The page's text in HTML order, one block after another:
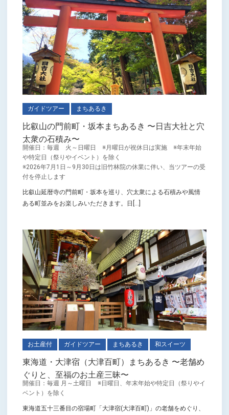
ガイドツアー まちあるき
比叡山の門前町・坂本まちあるき 〜日吉大社と穴
太衆の石積み〜
開催日：毎週 火～日曜日 ※月曜日が祝休日は実施 ※年末年始
や特定日（祭りやイベント）を除く
※2026年7月1日～9月30日は旧竹林院の休業に伴い、当ツアーの受
付を停止します
比叡山延暦寺の門前町・坂本を巡り、穴太衆による石積みや風情
ある町並みをお楽しみいただきます。日[...]
お土産付 ガイドツアー まちあるき 和スイーツ
東海道・大津宿（大津百町）まちあるき 〜老舗め
ぐりと、至福のお土産三昧〜
開催日：毎週 月～土曜日 ※日曜日、年末年始や特定日（祭りやイ
ベント）を除く
東海道五十三番目の宿場町「大津宿(大津百町)」の老舗をめぐり、